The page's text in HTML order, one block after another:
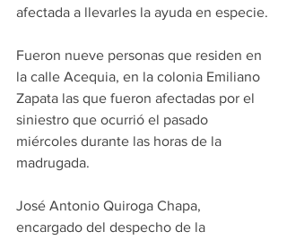
afectada a llevarles la ayuda en especie.
Fueron nueve personas que residen en
la calle Acequia, en la colonia Emiliano
Zapata las que fueron afectadas por el
siniestro que ocurrió el pasado
miércoles durante las horas de la
madrugada.
José Antonio Quiroga Chapa,
encargado del despecho de la